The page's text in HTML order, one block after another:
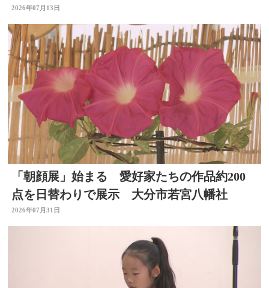
ラート”発表
2026年07月13日
「朝顔展」始まる 愛好家たちの作品約200
点を日替わりで展示 大分市若宮八幡社
2026年07月31日